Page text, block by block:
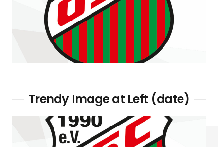
Trendy Image at Left (date)